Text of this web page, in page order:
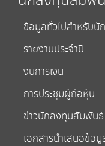
ข้อมูลทั่วไปสำหรับนั
รายงานประจำปี
งบการเงิน
การประชุมผู้ถือหุ้น
ข่าวนักลงทุนสัมพันธ์
เอกสารนำเสนอข้อมู